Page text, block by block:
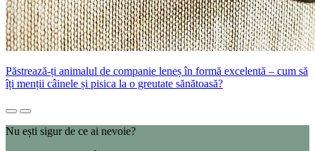
Păstrează-ți animalul de companie leneș în formă excelentă – cum să
îți menții câinele și pisica la o greutate sănătoasă?
Nu ești sigur de ce ai nevoie?